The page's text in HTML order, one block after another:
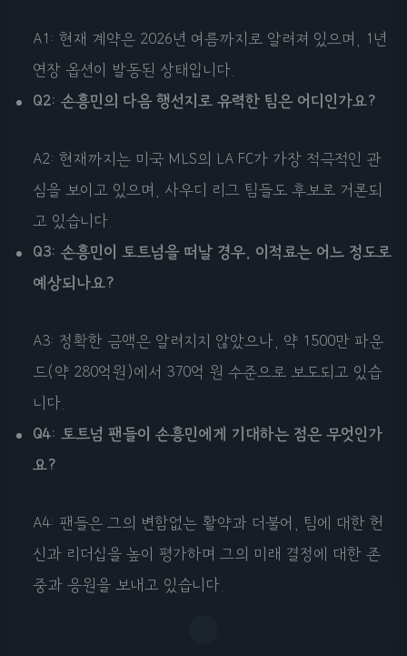
A1: 현재 계약은 2026년 여름까지로 알려져 있으며, 1년
연장 옵션이 발동된 상태입니다.
Q2: 손흥민의 다음 행선지로 유력한 팀은 어디인가요?
A2: 현재까지는 미국 MLS의 LA FC가 가장 적극적인 관
심을 보이고 있으며, 사우디 리그 팀들도 후보로 거론되
고 있습니다.
Q3: 손흥민이 토트넘을 떠날 경우, 이적료는 어느 정도로
예상되나요?
A3: 정확한 금액은 알려지지 않았으나, 약 1500만 파운
드(약 280억원)에서 370억 원 수준으로 보도되고 있습
니다.
Q4: 토트넘 팬들이 손흥민에게 기대하는 점은 무엇인가
요?
A4: 팬들은 그의 변함없는 활약과 더불어, 팀에 대한 헌
신과 리더십을 높이 평가하며 그의 미래 결정에 대한 존
중과 응원을 보내고 있습니다.